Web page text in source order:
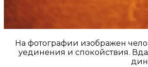
На фотографии изображен
уединения и спокойствия.